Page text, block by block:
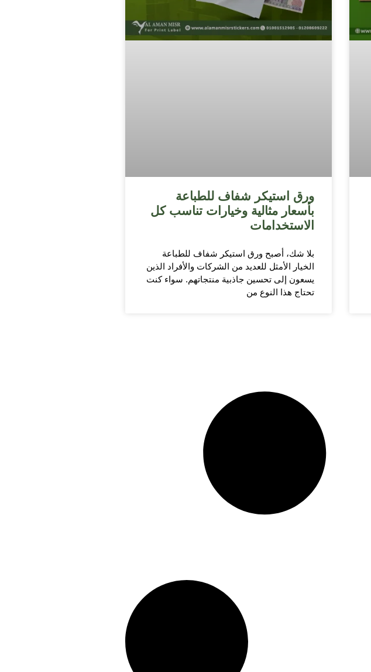
ورق استيكر شفاف للطباعة
بأسعار مثالية وخيارات تناسب كل
الاستخدامات
بلا شك، أصبح ورق استيكر شفاف للطباعة
الخيار الأمثل للعديد من الشركات والأفراد الذين
يسعون إلى تحسين جاذبية منتجاتهم. سواء كنت
تحتاج هذا النوع من